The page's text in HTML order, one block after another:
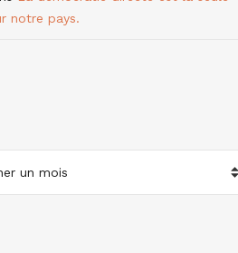
notre pays.